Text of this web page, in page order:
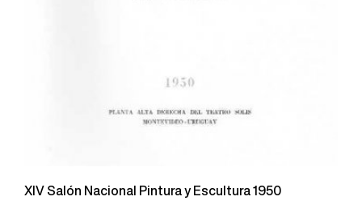
XIV Salón Nacional Pintura y Escultura 1950